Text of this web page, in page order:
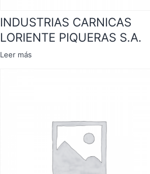
INDUSTRIAS CARNICAS
LORIENTE PIQUERAS S.A.
Leer más